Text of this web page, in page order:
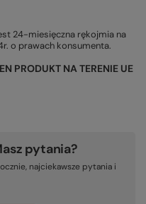
24-miesięczna rękojmia na
o prawach konsumenta.
PRODUKT NA TERENIE UE
pytania?
najciekawsze pytania i